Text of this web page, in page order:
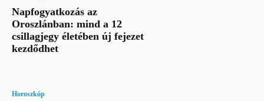
Napfogyatkozás az
Oroszlánban: mind a 12
csillagjegy életében új fejezet
kezdődhet
Horoszkóp